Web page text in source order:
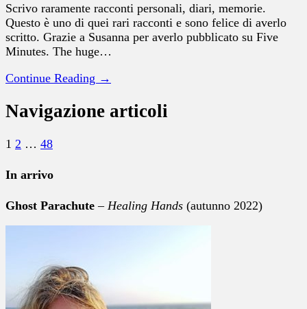
Scrivo raramente racconti personali, diari, memorie.
Questo è uno di quei rari racconti e sono felice di averlo
scritto. Grazie a Susanna per averlo pubblicato su Five
Minutes. The huge…
Continue Reading →
Navigazione articoli
1 2 … 48
In arrivo
Ghost Parachute– Healing Hands (autunno 2022)